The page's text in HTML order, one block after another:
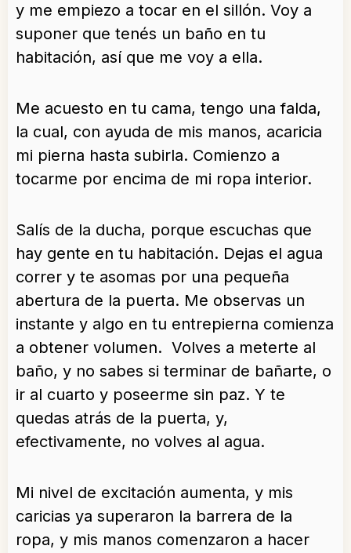
y me empiezo a tocar en el sillón. Voy a
suponer que tenés un baño en tu
habitación, así que me voy a ella.
Me acuesto en tu cama, tengo una falda,
la cual, con ayuda de mis manos, acaricia
mi pierna hasta subirla. Comienzo a
tocarme por encima de mi ropa interior.
Salís de la ducha, porque escuchas que
hay gente en tu habitación. Dejas el agua
correr y te asomas por una pequeña
abertura de la puerta. Me observas un
instante y algo en tu entrepierna comienza
a obtener volumen. Volves a meterte al
baño, y no sabes si terminar de bañarte, o
ir al cuarto y poseerme sin paz. Y te
quedas atrás de la puerta, y,
efectivamente, no volves al agua.
Mi nivel de excitación aumenta, y mis
caricias ya superaron la barrera de la
ropa, y mis manos comenzaron a hacer